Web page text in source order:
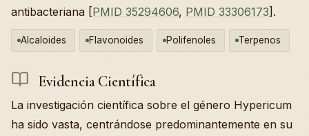
antibacteriana [PMID 35294606, PMID 33306173].
Alcaloides Flavonoides Polifenoles Terpenos
Evidencia Científica
La investigación científica sobre el género Hypericum
ha sido vasta, centrándose predominantemente en su